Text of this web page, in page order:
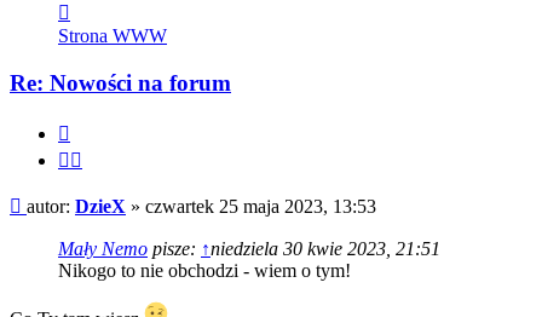
się
z
DzieX
Strona WWW
Re: Nowości na forum
Post
autor: DzieX » czwartek 25 maja 2023, 13:53
Mały Nemo pisze: ↑niedziela 30 kwie 2023, 21:51
Nikogo to nie obchodzi - wiem o tym!